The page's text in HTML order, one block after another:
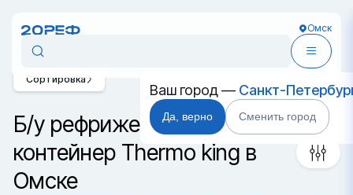
Омск
Ваш город — Санкт-
Да, верно Сменить город
Б/у рефрижераторный
контейнер Thermo king в
Омске
Сортировка